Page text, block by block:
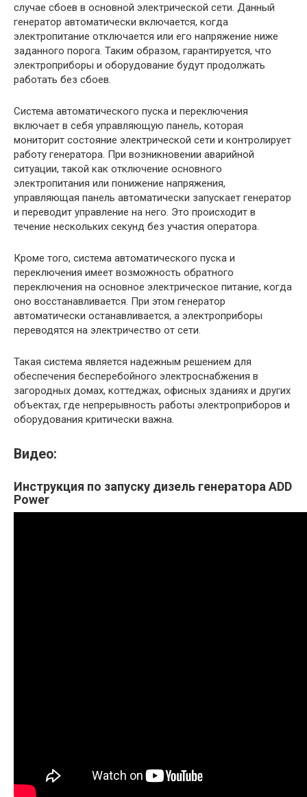
случае сбоев в основной электрической сети. Данный
генератор автоматически включается, когда
электропитание отключается или его напряжение ниже
заданного порога. Таким образом, гарантируется, что
электроприборы и оборудование будут продолжать
работать без сбоев.
Система автоматического пуска и переключения
включает в себя управляющую панель, которая
мониторит состояние электрической сети и контролирует
работу генератора. При возникновении аварийной
ситуации, такой как отключение основного
электропитания или понижение напряжения,
управляющая панель автоматически запускает генератор
и переводит управление на него. Это происходит в
течение нескольких секунд без участия оператора.
Кроме того, система автоматического пуска и
переключения имеет возможность обратного
переключения на основное электрическое питание, когда
оно восстанавливается. При этом генератор
автоматически останавливается, а электроприборы
переводятся на электричество от сети.
Такая система является надежным решением для
обеспечения бесперебойного электроснабжения в
загородных домах, коттеджах, офисных зданиях и других
объектах, где непрерывность работы электроприборов и
оборудования критически важна.
Видео:
Инструкция по запуску дизель генератора ADD
Power